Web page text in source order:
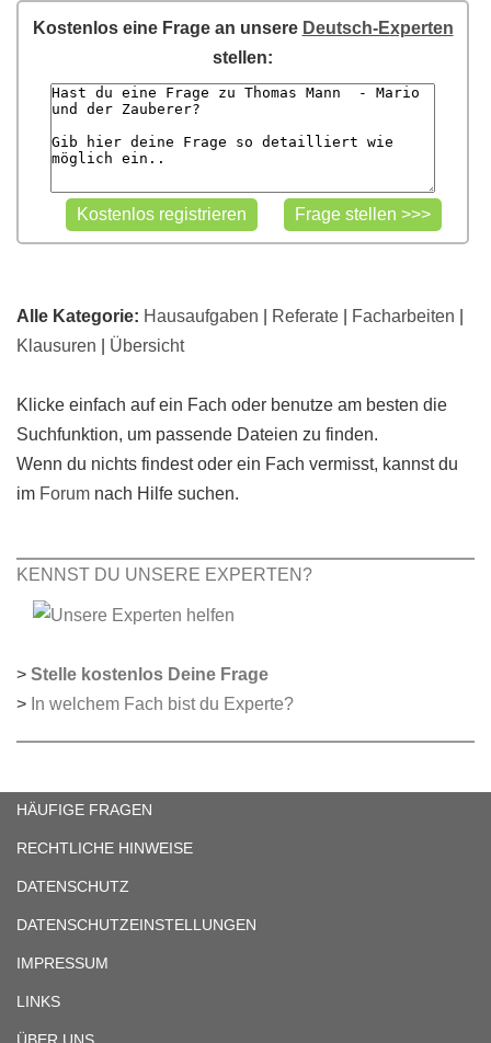
Kostenlos eine Frage an unsere Deutsch-Experten
stellen:
Alle Kategorie: Hausaufgaben Referate Facharbeiten
Klausuren
Übersicht
Klicke einfach auf ein Fach oder benutze am besten die
Suchfunktion, um passende Dateien zu finden.
Wenn du nichts findest oder ein Fach vermisst, kannst du
im Forum nach Hilfe suchen.
KENNST DU UNSERE EXPERTEN?
> Stelle kostenlos Deine Frage
> In welchem Fach bist du Experte?
HÄUFIGE FRAGEN
RECHTLICHE HINWEISE
DATENSCHUTZ
DATENSCHUTZEINSTELLUNGEN
IMPRESSUM
LINKS